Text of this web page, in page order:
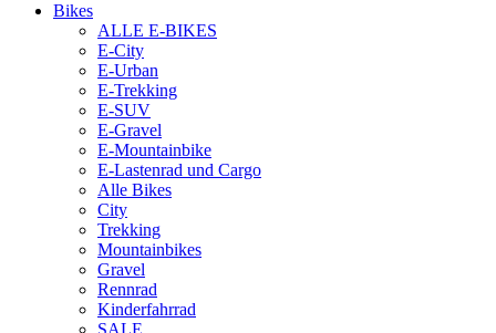
Bikes
ALLE E-BIKES
E-City
E-Urban
E-Trekking
E-SUV
E-Gravel
E-Mountainbike
E-Lastenrad und Cargo
Alle Bikes
City
Trekking
Mountainbikes
Gravel
Rennrad
Kinderfahrrad
SALE